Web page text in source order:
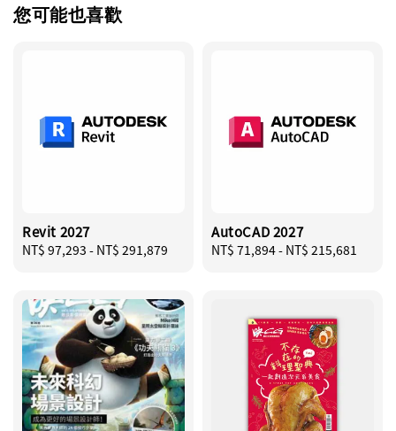
您可能也喜歡
Revit 2027
Regular
NT$ 97,293 - NT$ 291,879
AutoCAD 2027
Regular
NT$ 71,894- NT$ 215,681